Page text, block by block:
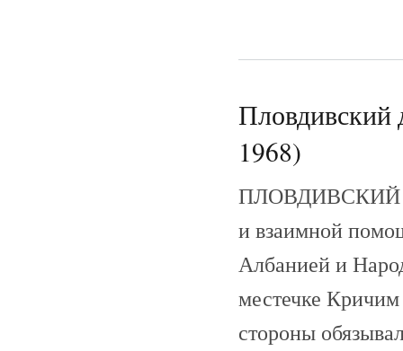
Пловдивский
1968)
ПЛОВДИВСКИЙ
и взаимной
Албанией и
местечке
стороны